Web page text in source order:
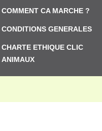
COMMENT CA MARCHE ?
CONDITIONS GENERALES
CHARTE ETHIQUE CLIC
ANIMAUX